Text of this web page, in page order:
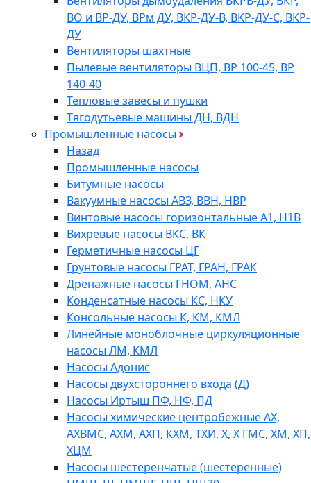
ВО и ВР-ДУ, ВРм ДУ, ВКР-ДУ-В, ВКР-ДУ-С, ВКР-
ДУ
Вентиляторы шахтные
Пылевые вентиляторы ВЦП, ВР 100-45, ВР
140-40
Тепловые завесы и пушки
Тягодутьевые машины ДН, ВДН
Промышленные насосы
Назад
Промышленные насосы
Битумные насосы
Вакуумные насосы АВЗ, ВВН, НВР
Винтовые насосы горизонтальные А1, Н1В
Вихревые насосы ВКС, ВК
Герметичные насосы ЦГ
Грунтовые насосы ГРАТ, ГРАН, ГРАК
Дренажные насосы ГНОМ, АНС
Конденсатные насосы КС, НКУ
Консольные насосы К, КМ, КМЛ
Линейные моноблочные циркуляционные
насосы ЛМ, КМЛ
Насосы Адонис
Насосы двухстороннего входа (Д)
Насосы Иртыш ПФ, НФ, ПД
Насосы химические центробежные АХ,
АХВМС, АХМ, АХП, КХМ, ТХИ, Х, Х ГМС, ХМ, ХП,
ХЦМ
Насосы шестеренчатые (шестеренные)